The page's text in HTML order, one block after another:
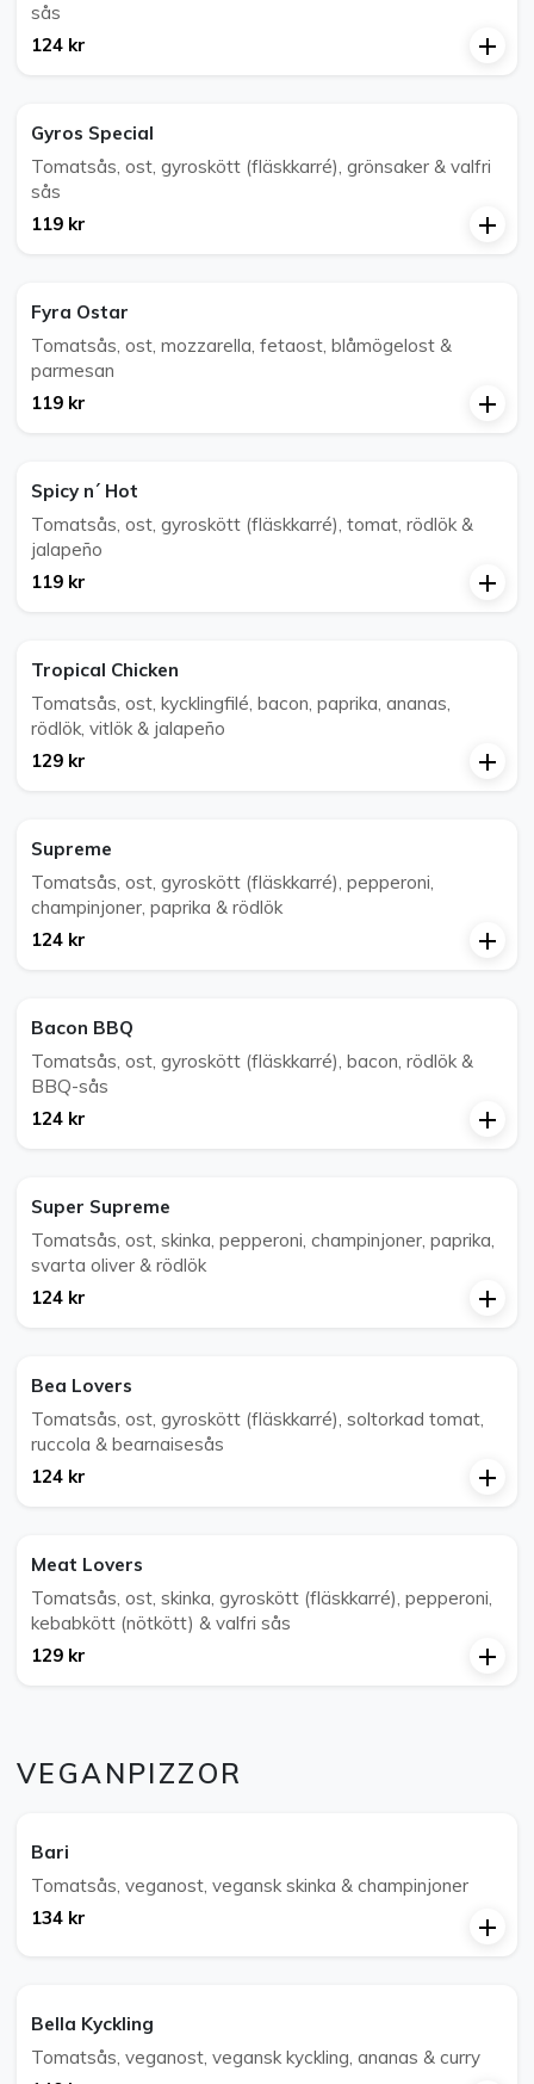
sås
124 kr
Gyros Special
Tomatsås, ost, gyroskött (fläskkarré), grönsaker & valfri
sås
119 kr
Fyra Ostar
Tomatsås, ost, mozzarella, fetaost, blåmögelost &
parmesan
119 kr
Spicy n´ Hot
Tomatsås, ost, gyroskött (fläskkarré), tomat, rödlök &
jalapeño
119 kr
Tropical Chicken
Tomatsås, ost, kycklingfilé, bacon, paprika, ananas,
rödlök, vitlök & jalapeño
129 kr
Supreme
Tomatsås, ost, gyroskött (fläskkarré), pepperoni,
champinjoner, paprika & rödlök
124 kr
Bacon BBQ
Tomatsås, ost, gyroskött (fläskkarré), bacon, rödlök &
BBQ-sås
124 kr
Super Supreme
Tomatsås, ost, skinka, pepperoni, champinjoner, paprika,
svarta oliver & rödlök
124 kr
Bea Lovers
Tomatsås, ost, gyroskött (fläskkarré), soltorkad tomat,
ruccola & bearnaisesås
124 kr
Meat Lovers
Tomatsås, ost, skinka, gyroskött (fläskkarré), pepperoni,
kebabkött (nötkött) & valfri sås
129 kr
VEGANPIZZOR
Bari
Tomatsås, veganost, vegansk skinka & champinjoner
134 kr
Bella Kyckling
Tomatsås, veganost, vegansk kyckling, ananas & curry